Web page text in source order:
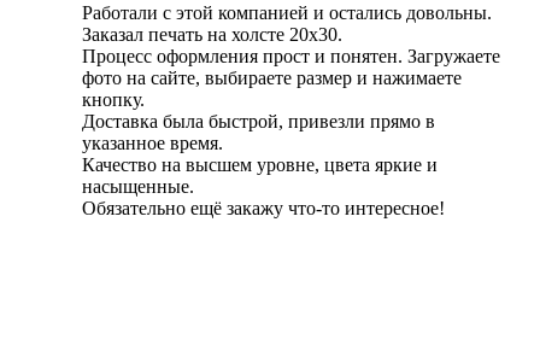
Работали с этой компанией и остались довольны.
Заказал печать на холсте 20х30.
Процесс оформления прост и понятен. Загружаете
фото на сайте, выбираете размер и нажимаете
кнопку.
Доставка была быстрой, привезли прямо в
указанное время.
Качество на высшем уровне, цвета яркие и
насыщенные.
Обязательно ещё закажу что-то интересное!